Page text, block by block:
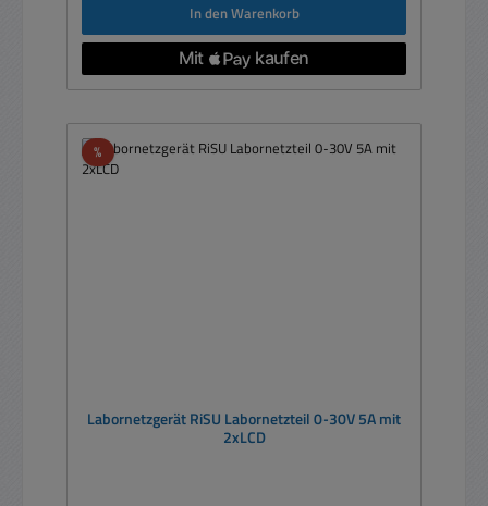
In den Warenkorb
%Rabatt
Labornetzgerät RiSU Labornetzteil 0-30V 5A mit
2xLCD